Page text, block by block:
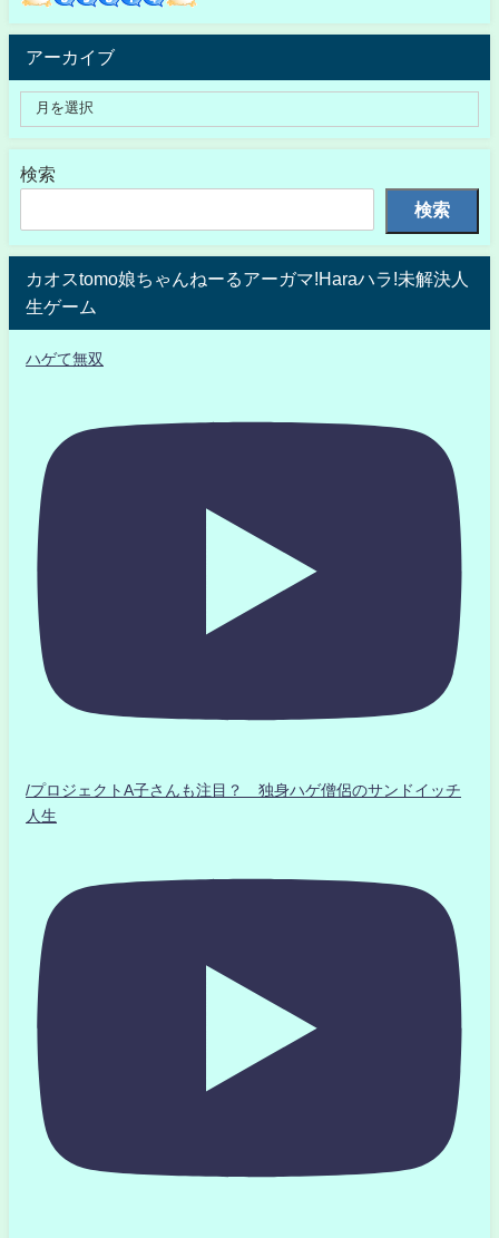
アーカイブ
検索
検索
カオスtomo娘ちゃんねーるアーガマ!Haraハラ!未解決人
生ゲーム
ハゲて無双
/プロジェクトA子さんも注目？ 独身ハゲ僧侶のサンドイッチ
人生